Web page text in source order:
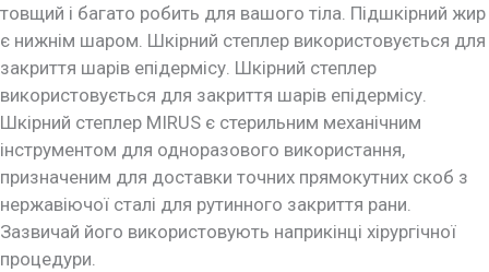
товщий і багато робить для вашого тіла. Підшкірний жир
є нижнім шаром. Шкірний степлер використовується для
закриття шарів епідермісу. Шкірний степлер
використовується для закриття шарів епідермісу.
Шкірний степлер MIRUS є стерильним механічним
інструментом для одноразового використання,
призначеним для доставки точних прямокутних скоб з
нержавіючої сталі для рутинного закриття рани.
Зазвичай його використовують наприкінці хірургічної
процедури.